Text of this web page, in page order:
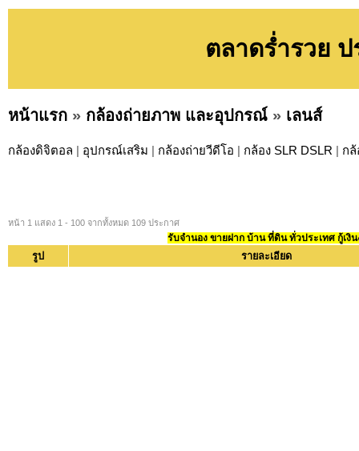
ตลาดร่ำรวย
หน้าแรก » กล้องถ่ายภาพ และอุปกรณ์ » เลนส์
กล้องดิจิตอล | อุปกรณ์เสริม | กล้องถ่ายวีดีโอ | กล้อง SLR DSLR | กล้
หน้า 1 แสดง 1 - 100 จากทั้งหมด 109 ประกาศ
รับจำนอง ขายฝาก บ้าน ที่ดิน ทั่วประเทศ กู้เงิ
รูป รายละเอียด